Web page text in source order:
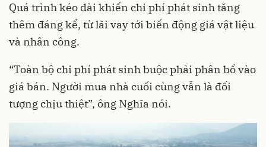
Quá trình kéo dài khiến chi phí phát sinh tăng
thêm đáng kể, từ lãi vay tới biến động giá vật liệu
và nhân công.
“Toàn bộ chi phí phát sinh buộc phải phân bổ vào
giá bán. Người mua nhà cuối cùng vẫn là đối
tượng chịu thiệt”, ông Nghĩa nói.